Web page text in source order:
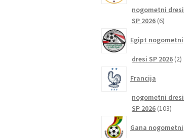
nogometni dresi
SP 2026 66
Egipt nogometni
dresi SP 2026 22
Francija
nogometni dresi
SP 2026 103103
Gana nogometni